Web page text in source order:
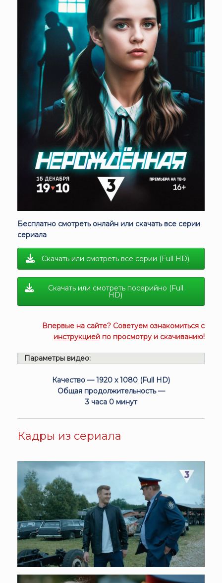
Бесплатно смотреть онлайн или скачать все серии
сериала
Скачать или смотреть все серии (Full HD)
Скачать или смотреть посерийно (Full
HD)
Впервые на сайте? Советуем ознакомиться с
инструкцией по просмотру и скачиванию!
Параметры видео:
Качество — 1920 x 1080 (Full HD)
Общая продолжительность —
3 часа 0 минут
Кадры из сериала